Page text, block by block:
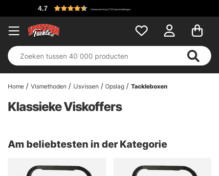
Home Vismethoden IJsvissen Opslag Tackleboxen
Klassieke Viskoffers
Am beliebtesten in der Kategorie